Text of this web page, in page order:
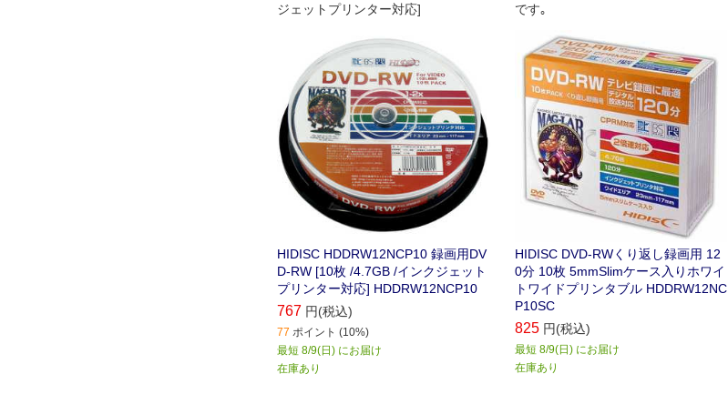
ジェットプリンター対応]
HIDISC HDDRW12NCP10 録画用DV
D-RW [10枚 /4.7GB /インクジェット
プリンター対応] HDDRW12NCP10
767 円(税込)
77 ポイント (10%)
最短 8/9(日) にお届け
在庫あり
です｡
HIDISC DVD-RWくり返し録画用 12
0分 10枚 5mmSlimケース入りホワイ
トワイドプリンタブル HDDRW12NC
P10SC
825 円(税込)
最短 8/9(日) にお届け
在庫あり